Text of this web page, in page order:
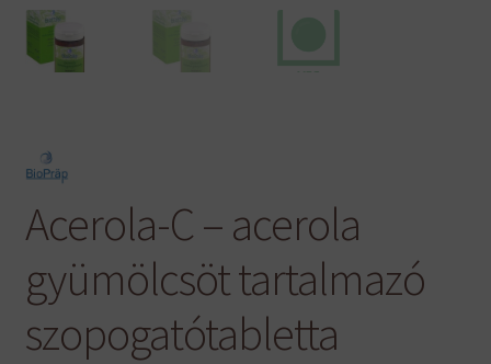
Acerola-C – acerola
gyümölcsöt tartalmazó
szopogatótabletta